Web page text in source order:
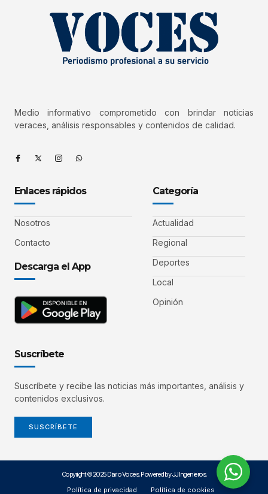
Medio informativo comprometido con brindar noticias
veraces, análisis responsables y contenidos de calidad.
Enlaces rápidos
Nosotros
Contacto
Descarga el App
Categoría
Actualidad
Regional
Deportes
Local
Opinión
Suscríbete
Suscríbete y recibe las noticias más importantes, análisis y
contenidos exclusivos.
SUSCRÍBETE
Copyright © 2025 Diario Voces. Powered by JJ Ingenieros.
Política de privacidad
Política de cookies